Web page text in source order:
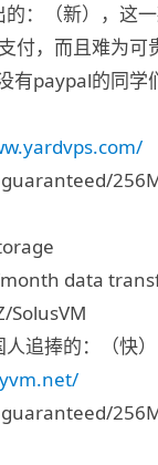
：（新），这一
付，而且难为可
有paypal的同学
data
捧的：（快）